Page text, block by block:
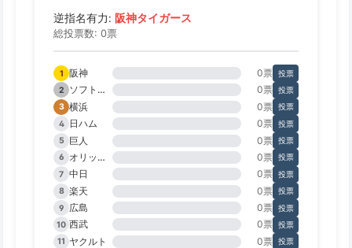
逆指名有力: 阪神タイガース
総投票数: 0票
1 阪神 0票 投票
2
ソフトバンク 0票 投票
3 横浜 0票 投票
4
日ハム 0票 投票
5
巨人 0票 投票
6
オリックス 0票 投票
7 中日 0票 投票
8 楽天 0票 投票
9
広島 0票 投票
10 西武 0票 投票
11 ヤクルト 0票 投票